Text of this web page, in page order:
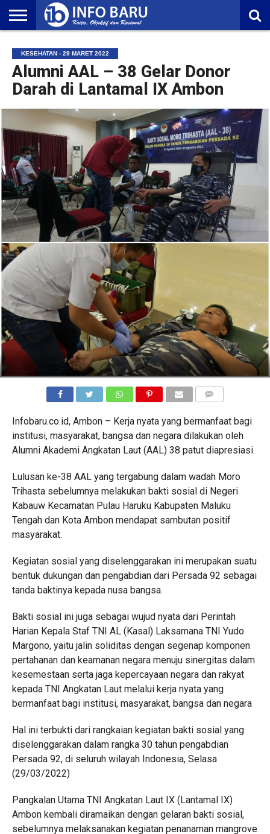
NASIONAL
AMBONIA
MALUKU
EKONOMI
POLITIK
OLAHRAGA
LIFESTYLE
REDAKSI
KESEHATAN - 29 MARET 2022
Alumni AAL – 38 Gelar Donor
Darah di Lantamal IX Ambon
Infobaru.co.id, Ambon – Kerja nyata yang bermanfaat bagi
institusi, masyarakat, bangsa dan negara dilakukan oleh
Alumni Akademi Angkatan Laut (AAL) 38 patut diapresiasi.
Lulusan ke-38 AAL yang tergabung dalam wadah Moro
Trihasta sebelumnya melakukan bakti sosial di Negeri
Kabauw Kecamatan Pulau Haruku Kabupaten Maluku
Tengah dan Kota Ambon mendapat sambutan positif
masyarakat.
Kegiatan sosial yang diselenggarakan ini merupakan suatu
bentuk dukungan dan pengabdian dari Persada 92 sebagai
tanda baktinya kepada nusa bangsa.
Bakti sosial ini juga sebagai wujud nyata dari Perintah
Harian Kepala Staf TNI AL (Kasal) Laksamana TNI Yudo
Margono, yaitu jalin soliditas dengan segenap komponen
pertahanan dan keamanan negara menuju sinergitas dalam
kesemestaan serta jaga kepercayaan negara dan rakyat
kepada TNI Angkatan Laut melalui kerja nyata yang
bermanfaat bagi institusi, masyarakat, bangsa dan negara
Hal ini terbukti dari rangkaian kegiatan bakti sosial yang
diselenggarakan dalam rangka 30 tahun pengabdian
Persada 92, di seluruh wilayah Indonesia, Selasa
(29/03/2022)
Pangkalan Utama TNI Angkatan Laut IX (Lantamal IX)
Ambon kembali diramaikan dengan gelaran bakti sosial,
sebelumnya melaksanakan kegiatan penanaman mangrove